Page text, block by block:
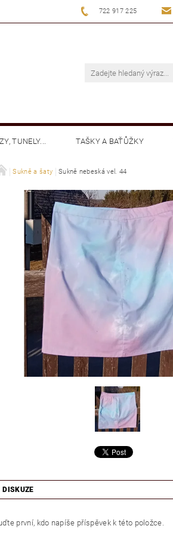
722 917 225
TUNELY... TAŠKY A BAŤŮŽKY
MIKINY KALHOTY
Sukně a šaty Sukně nebeská vel. 44
DISKUZE
první, kdo napíše příspěvek k této položce.